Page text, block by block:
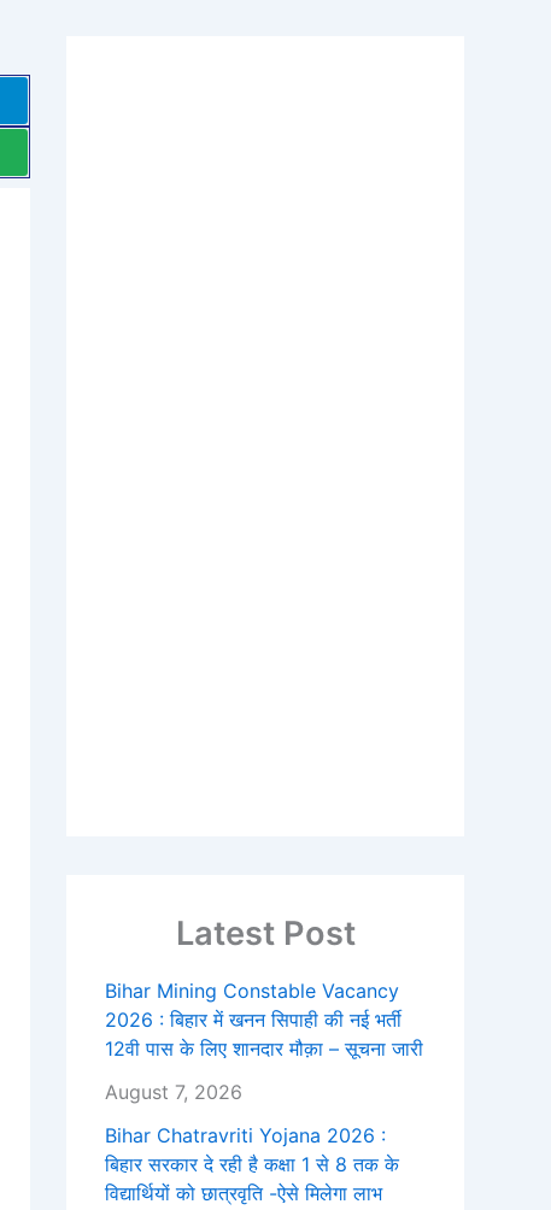
Latest Post
Bihar Mining Constable Vacancy
2026 : बिहार में खनन सिपाही की नई भर्ती
12वी पास के लिए शानदार मौक़ा – सूचना जारी
August 7, 2026
Bihar Chatravriti Yojana 2026 :
बिहार सरकार दे रही है कक्षा 1 से 8 तक के
विद्यार्थियों को छात्रवृति -ऐसे मिलेगा लाभ